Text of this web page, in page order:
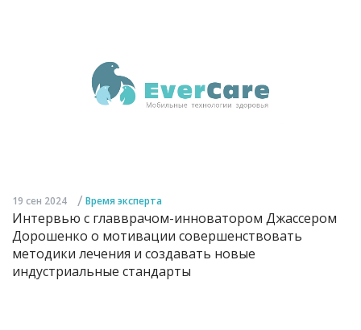
19 сен 2024 / Время эксперта
Интервью с главврачом-инноватором Джассером
Дорошенко о мотивации совершенствовать
методики лечения и создавать новые
индустриальные стандарты